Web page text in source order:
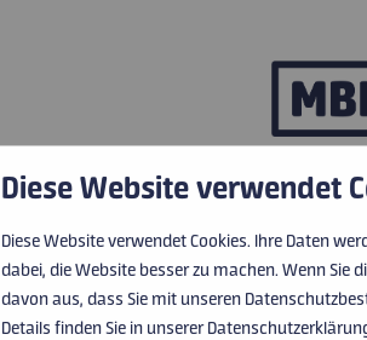
Diese Website verwendet
Diese Website verwendet Cookies. Ihre Daten
dabei, die Website besser zu machen. Wenn Sie
davon aus, dass Sie mit unseren
Details finden Sie in unserer